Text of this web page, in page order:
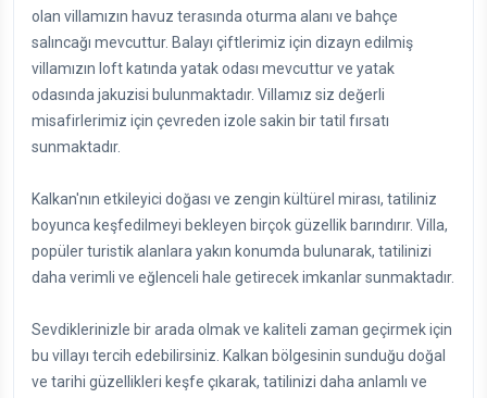
olan villamızın havuz terasında oturma alanı ve bahçe
salıncağı mevcuttur. Balayı çiftlerimiz için dizayn edilmiş
villamızın loft katında yatak odası mevcuttur ve yatak
odasında jakuzisi bulunmaktadır. Villamız siz değerli
misafirlerimiz için çevreden izole sakin bir tatil fırsatı
sunmaktadır.
Kalkan'nın etkileyici doğası ve zengin kültürel mirası, tatiliniz
boyunca keşfedilmeyi bekleyen birçok güzellik barındırır. Villa,
popüler turistik alanlara yakın konumda bulunarak, tatilinizi
daha verimli ve eğlenceli hale getirecek imkanlar sunmaktadır.
Sevdiklerinizle bir arada olmak ve kaliteli zaman geçirmek için
bu villayı tercih edebilirsiniz. Kalkan bölgesinin sunduğu doğal
ve tarihi güzellikleri keşfe çıkarak, tatilinizi daha anlamlı ve